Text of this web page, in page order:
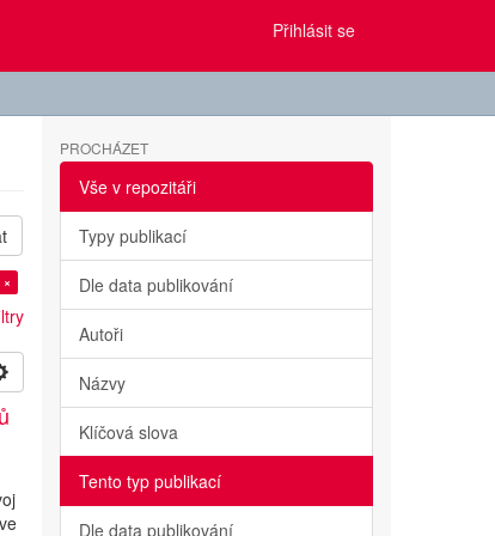
Přihlásit se
PROCHÁZET
Vše v repozitáři
Typy publikací
Dle data publikování
Autoři
Názvy
Klíčová slova
Tento typ publikací
Dle data publikování